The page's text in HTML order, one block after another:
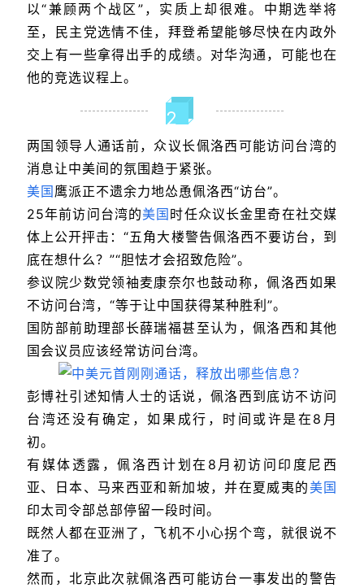
以“兼顾两个战区”，实质上却很难。中期选举将
至，民主党选情不佳，拜登希望能够尽快在内政外
交上有一些拿得出手的成绩。对华沟通，可能也在
他的竞选议程上。
2
两国领导人通话前，众议长佩洛西可能访问台湾的
消息让中美间的氛围趋于紧张。
美国鹰派正不遗余力地怂恿佩洛西“访台”。
25年前访问台湾的美国时任众议长金里奇在社交媒
体上公开抨击：“五角大楼警告佩洛西不要访台，到
底在想什么？”“胆怯才会招致危险”。
参议院少数党领袖麦康奈尔也鼓动称，佩洛西如果
不访问台湾，“等于让中国获得某种胜利”。
国防部前助理部长薛瑞福甚至认为，佩洛西和其他
国会议员应该经常访问台湾。
彭博社引述知情人士的话说，佩洛西到底访不访问
台湾还没有确定，如果成行，时间或许是在8月
初。
有媒体透露，佩洛西计划在8月初访问印度尼西
亚、日本、马来西亚和新加坡，并在夏威夷的美国
印太司令部总部停留一段时间。
既然人都在亚洲了，飞机不小心拐个弯，就很说不
准了。
然而，北京此次就佩洛西可能访台一事发出的警告